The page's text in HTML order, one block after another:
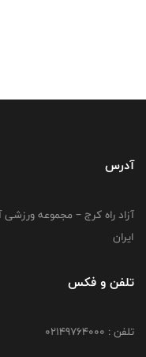
آدرس
آزاد راه کرج – مجموعه
ایران
تلفن و فکس
تلفن : 02149764000